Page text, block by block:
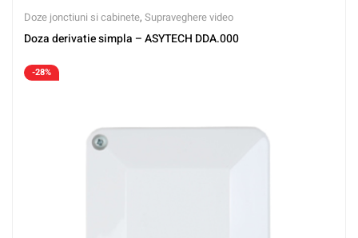
Doze jonctiuni si cabinete, Supraveghere video
Doza derivatie simpla – ASYTECH DDA.000
-28%